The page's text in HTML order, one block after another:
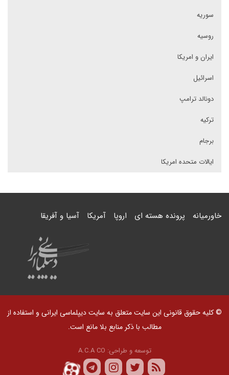
سوریه
روسیه
ایران و امریکا
اسرائیل
دونالد ترامپ
ترکیه
برجام
ایالات متحده امریکا
خاورمیانه پرونده هسته ای اروپا آمریکا آسیا و آفریقا
© کلیه حقوق قانونی این سایت متعلق به سایت دیپلماسی ایرانی و استفاده از
مطالب با ذکر منابع بلا مانع است.
توسعه و طراحی: A.C.A CO